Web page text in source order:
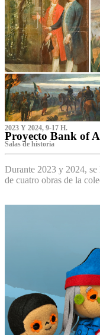
2023 Y 2024, 9-17 H.
Proyecto Bank of
S‌alas de historia
Durante 2023 y 2024, se
de cuatro obras de la